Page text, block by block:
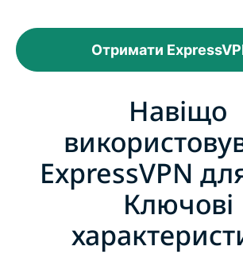
Отримати
Навіщо
ExpressVPN
Ключові